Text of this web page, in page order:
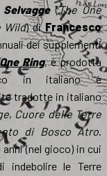
(The One
Wild) di Francesco
dei supplementi
Ring, è prodotta
in italiano è
tradotte in italiano
, Cuore delle Terre
di Bosco Atro.
(nel gioco) in cui
indebolire le Terre